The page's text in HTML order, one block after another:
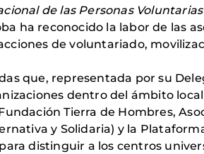
de las Personas
ha reconocido la labor de las
de voluntariado,
que, representada por su
dentro del ámbito
Tierra de Hombres,
y Solidaria) y la
distinguir a los centros